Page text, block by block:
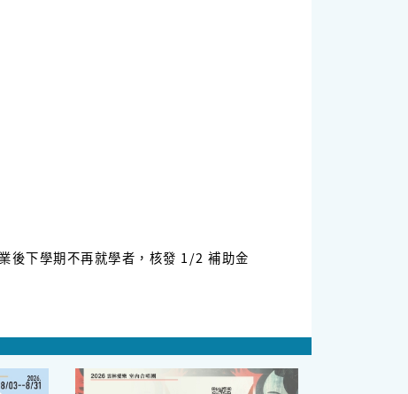
後下學期不再就學者，核發 1/2 補助金